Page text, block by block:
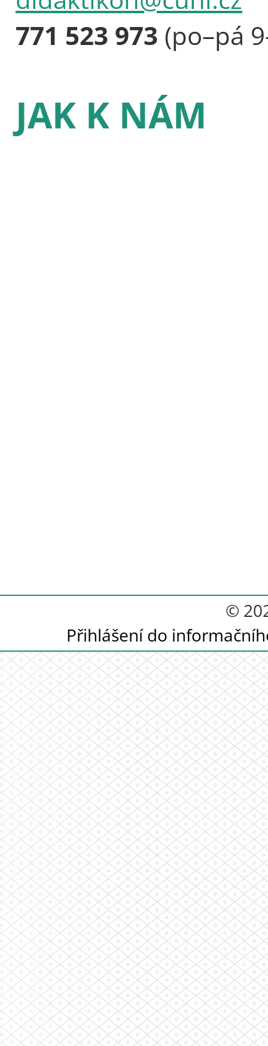
771 523 973 (po–pá
JAK K NÁM
©
Přihlášení do